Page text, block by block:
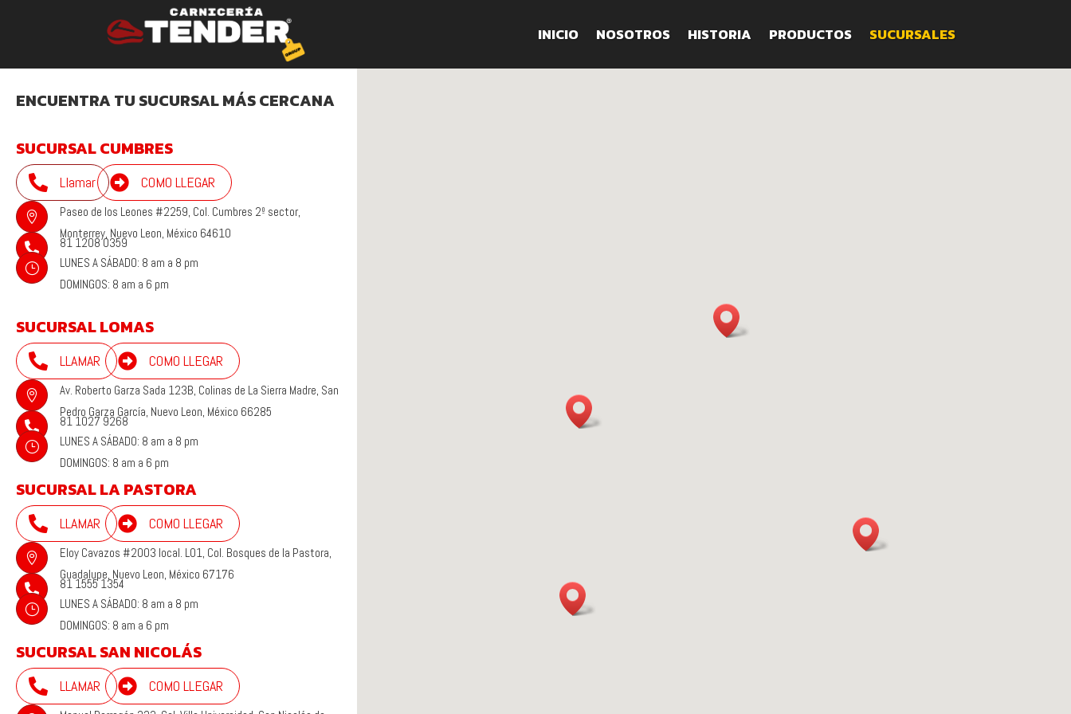
INICIO NOSOTROS HISTORIA PRODUCTOS SUCURSALES
ENCUENTRA TU SUCURSAL MÁS CERCANA
SUCURSAL CUMBRES
 Llamar  COMO LLEGAR

Paseo de los Leones #2259, Col. Cumbres 2º sector,
Monterrey, Nuevo Leon, México 64610
 81 1208 0359
}
LUNES A SÁBADO: 8 am a 8 pm
DOMINGOS: 8 am a 6 pm
SUCURSAL LOMAS
 LLAMAR  COMO LLEGAR

Av. Roberto Garza Sada 123B, Colinas de La Sierra Madre, San
Pedro Garza García, Nuevo Leon, México 66285
 81 1027 9268
}
LUNES A SÁBADO: 8 am a 8 pm
DOMINGOS: 8 am a 6 pm
SUCURSAL LA PASTORA
 LLAMAR  COMO LLEGAR

Eloy Cavazos #2003 local. L01, Col. Bosques de la Pastora,
Guadalupe, Nuevo Leon, México 67176
 81 1555 1354
}
LUNES A SÁBADO: 8 am a 8 pm
DOMINGOS: 8 am a 6 pm
SUCURSAL SAN NICOLÁS
 LLAMAR  COMO LLEGAR